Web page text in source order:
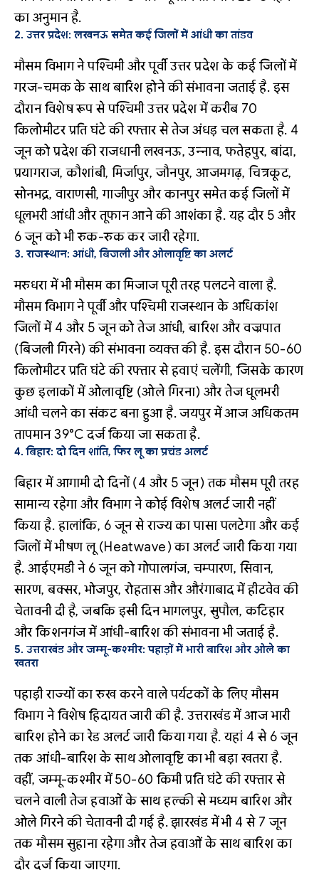
का अनुमान है.
2. उत्तर प्रदेश: लखनऊ समेत कई जिलों में आंधी का तांडव
मौसम विभाग ने पश्चिमी और पूर्वी उत्तर प्रदेश के कई जिलों में
गरज-चमक के साथ बारिश होने की संभावना जताई है. इस
दौरान विशेष रूप से पश्चिमी उत्तर प्रदेश में करीब 70
किलोमीटर प्रति घंटे की रफ्तार से तेज अंधड़ चल सकता है. 4
जून को प्रदेश की राजधानी लखनऊ, उन्नाव, फतेहपुर, बांदा,
प्रयागराज, कौशांबी, मिर्जापुर, जौनपुर, आजमगढ़, चित्रकूट,
सोनभद्र, वाराणसी, गाजीपुर और कानपुर समेत कई जिलों में
धूलभरी आंधी और तूफान आने की आशंका है. यह दौर 5 और
6 जून को भी रुक-रुक कर जारी रहेगा.
3. राजस्थान: आंधी, बिजली और ओलावृष्टि का अलर्ट
मरुधरा में भी मौसम का मिजाज पूरी तरह पलटने वाला है.
मौसम विभाग ने पूर्वी और पश्चिमी राजस्थान के अधिकांश
जिलों में 4 और 5 जून को तेज आंधी, बारिश और वज्रपात
(बिजली गिरने) की संभावना व्यक्त की है. इस दौरान 50-60
किलोमीटर प्रति घंटे की रफ्तार से हवाएं चलेंगी, जिसके कारण
कुछ इलाकों में ओलावृष्टि (ओले गिरना) और तेज धूलभरी
आंधी चलने का संकट बना हुआ है. जयपुर में आज अधिकतम
तापमान 39°C दर्ज किया जा सकता है.
4. बिहार: दो दिन शांति, फिर लू का प्रचंड अलर्ट
बिहार में आगामी दो दिनों (4 और 5 जून) तक मौसम पूरी तरह
सामान्य रहेगा और विभाग ने कोई विशेष अलर्ट जारी नहीं
किया है. हालांकि, 6 जून से राज्य का पासा पलटेगा और कई
जिलों में भीषण लू (Heatwave) का अलर्ट जारी किया गया
है. आईएमडी ने 6 जून को गोपालगंज, चम्पारण, सिवान,
सारण, बक्सर, भोजपुर, रोहतास और औरंगाबाद में हीटवेव की
चेतावनी दी है, जबकि इसी दिन भागलपुर, सुपौल, कटिहार
और किशनगंज में आंधी-बारिश की संभावना भी जताई है.
5. उत्तराखंड और जम्मू-कश्मीर: पहाड़ों में भारी बारिश और ओले का
खतरा
पहाड़ी राज्यों का रुख करने वाले पर्यटकों के लिए मौसम
विभाग ने विशेष हिदायत जारी की है. उत्तराखंड में आज भारी
बारिश होने का रेड अलर्ट जारी किया गया है. यहां 4 से 6 जून
तक आंधी-बारिश के साथ ओलावृष्टि का भी बड़ा खतरा है.
वहीं, जम्मू-कश्मीर में 50-60 किमी प्रति घंटे की रफ्तार से
चलने वाली तेज हवाओं के साथ हल्की से मध्यम बारिश और
ओले गिरने की चेतावनी दी गई है. झारखंड में भी 4 से 7 जून
तक मौसम सुहाना रहेगा और तेज हवाओं के साथ बारिश का
दौर दर्ज किया जाएगा.